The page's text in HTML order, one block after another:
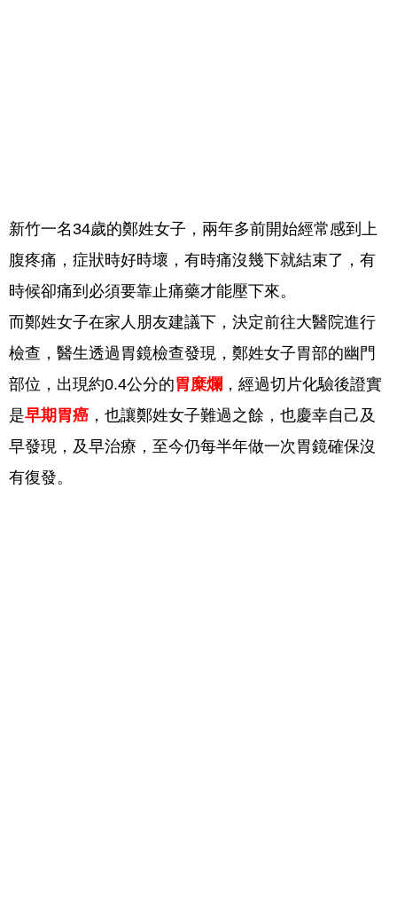
新竹一名34歲的鄭姓女子，兩年多前開始經常感到上
腹疼痛，症狀時好時壞，有時痛沒幾下就結束了，有
時候卻痛到必須要靠止痛藥才能壓下來。
而鄭姓女子在家人朋友建議下，決定前往大醫院進行
檢查，醫生透過胃鏡檢查發現，鄭姓女子胃部的幽門
部位，出現約0.4公分的胃糜爛 ，經過切片化驗後證實
是早期胃癌 ，也讓鄭姓女子難過之餘，也慶幸自己及
早發現，及早治療，至今仍每半年做一次胃鏡確保沒
有復發。